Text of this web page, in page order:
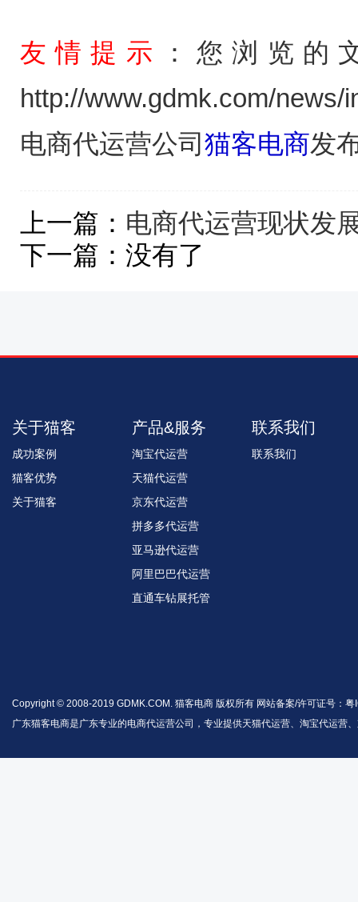
友情提示
：您浏览的
http://www.gdmk.com/news/
电商代运营公司 猫客电商发
上一篇： 电商代运营现状发
下一篇：没有了
关于猫客
成功案例
猫客优势
关于猫客
产品&服务
淘宝代运营
天猫代运营
京东代运营
拼多多代运营
亚马逊代运营
阿里巴巴代运营
直通车钻展托管
联系我们
联系我们
Copyright © 2008-2019 GDMK.COM. 猫客电商 版权所有 网站备案/许可证号： 粤
广东猫客电商是广东专业的电商代运营公司，专业提供天猫代运营、淘宝代运营